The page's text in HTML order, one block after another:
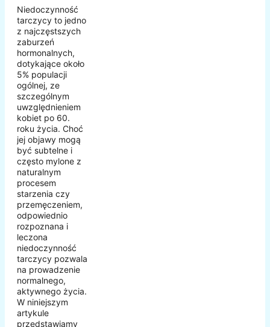
Niedoczynność
tarczycy to jedno
z najczęstszych
zaburzeń
hormonalnych,
dotykające około
5% populacji
ogólnej, ze
szczególnym
uwzględnieniem
kobiet po 60.
roku życia. Choć
jej objawy mogą
być subtelne i
często mylone z
naturalnym
procesem
starzenia czy
przemęczeniem,
odpowiednio
rozpoznana i
leczona
niedoczynność
tarczycy pozwala
na prowadzenie
normalnego,
aktywnego życia.
W niniejszym
artykule
przedstawiamy